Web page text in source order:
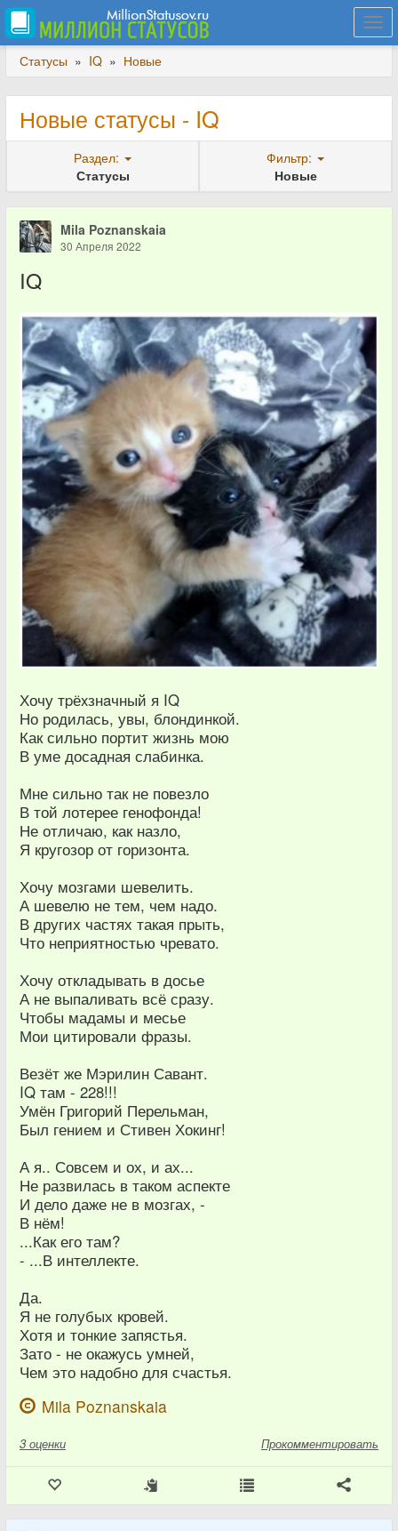
Статусы » IQ » Новые
Новые статусы - IQ
Раздел:
Статусы
Фильтр:
Новые
Mila Poznanskaia
30 Апреля 2022
IQ
Хочу тpёxзнaчный я IQ
Но родилась, увы, блондинкой.
Как сильно портит жизнь мою
В уме досадная слабинка.
Мне сильно так не повезло
В той лотерее генофонда!
Не отличаю, как назло,
Я кругозор от горизонта.
Хочу мозгами шевелить.
А шевелю не тем, чем надо.
В других частях такая прыть,
Что неприятностью чревато.
Хочу откладывать в досье
А не выпаливать всё сразу.
Чтобы мадамы и месье
Мои цитировали фразы.
Везёт же Мэрилин Савант.
IQ там - 228!!!
Умён Григорий Перельман,
Был гением и Стивен Хокинг!
А я.. Совсем и ох, и ах...
Не развилась в таком аспекте
И дело даже не в мозгах, -
В нём!
...Как его там?
- ...В интеллекте.
Да.
Я не голубых кровей.
Хотя и тонкие запястья.
Зато - не окажусь умней,
Чем это надобно для счастья.
Mila Poznanskaia
3 оценки Прокомментировать